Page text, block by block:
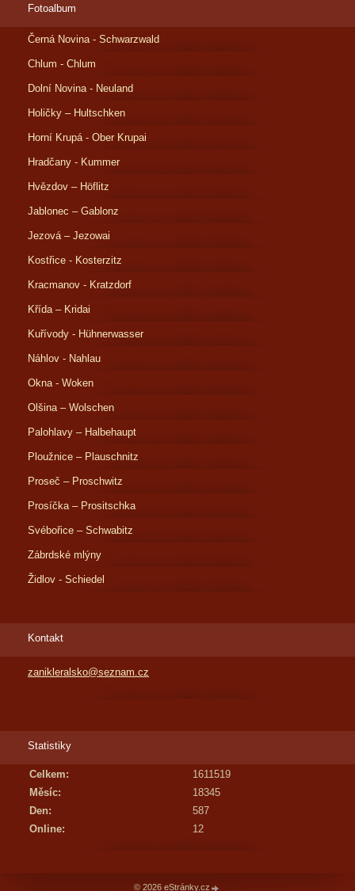
Fotoalbum
Černá Novina - Schwarzwald
Chlum - Chlum
Dolní Novina - Neuland
Holičky – Hultschken
Horní Krupá - Ober Krupai
Hradčany - Kummer
Hvězdov – Höflitz
Jablonec – Gablonz
Jezová – Jezowai
Kostřice - Kosterzitz
Kracmanov - Kratzdorf
Křída – Kridai
Kuřívody - Hühnerwasser
Náhlov - Nahlau
Okna - Woken
Olšina – Wolschen
Palohlavy – Halbehaupt
Ploužnice – Plauschnitz
Proseč – Proschwitz
Prosíčka – Prositschka
Svébořice – Schwabitz
Zábrdské mlýny
Židlov - Schiedel
Kontakt
zanikleralsko@seznam.cz
Statistiky
Online: 12
Celkem:
1611519
Měsíc:
18345
Den:
587
© 2026 eStránky.cz